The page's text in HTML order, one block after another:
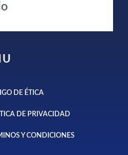
DE ÉTICA
DE PRIVACIDAD
Y CONDICIONES